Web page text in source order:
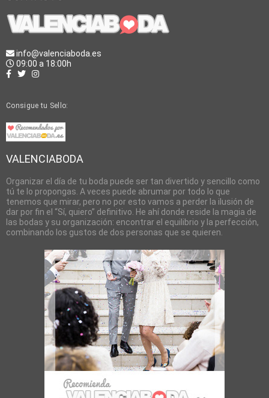
info@valenciaboda.es
09:00 a 18:00h
Consigue tu Sello:
VALENCIABODA
Organizar el día de tu boda puede ser tan divertido y sencillo como
tú te lo propongas. A veces puede abrumar por todo lo que
tenemos que mirar, pero no por esto vamos a perder la ilusión de
dar por fin el “Sí, quiero” definitivo. He ahí donde reside la magia de
las bodas y su organización: encontrar el equilibrio y la perfección,
combinando los gustos de dos personas que se quieren.